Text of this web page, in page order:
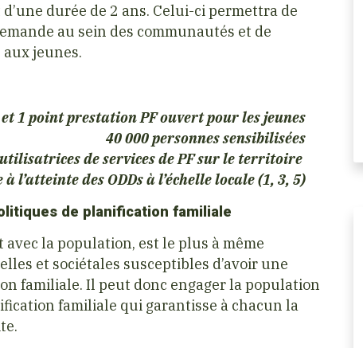
durée de 2 ans. Celui-ci permettra de
au sein des communautés et de
jeunes.
1 point prestation PF ouvert pour les jeunes
40 000 personnes sensibilisées
de services de PF sur le territoire
l’atteinte des ODDs à l’échelle locale (1, 3, 5)
de planification familiale
la population, est le plus à même
et sociétales susceptibles d’avoir une
familiale. Il peut donc engager la population
familiale qui garantisse à chacun la